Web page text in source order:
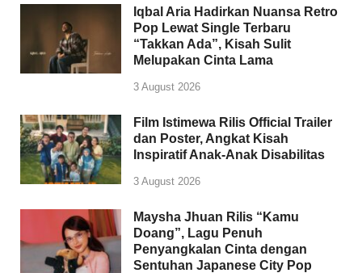
Iqbal Aria Hadirkan Nuansa Retro
Pop Lewat Single Terbaru
“Takkan Ada”, Kisah Sulit
Melupakan Cinta Lama
3 August 2026
Film Istimewa Rilis Official Trailer
dan Poster, Angkat Kisah
Inspiratif Anak-Anak Disabilitas
3 August 2026
Maysha Jhuan Rilis “Kamu
Doang”, Lagu Penuh
Penyangkalan Cinta dengan
Sentuhan Japanese City Pop